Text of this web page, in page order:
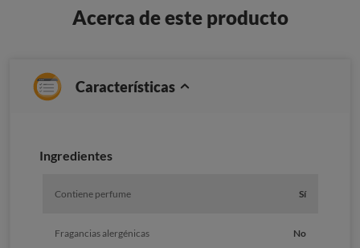
Acerca de este producto
Características
Ingredientes
Contiene perfume Sí
Fragancias alergénicas No